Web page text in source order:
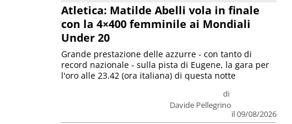
Atletica: Matilde Abelli vola in finale
con la 4×400 femminile ai Mondiali
Under 20
di
Davide Pellegrino
il 09/08/2026
Grande prestazione delle azzurre - con tanto di
record nazionale - sulla pista di Eugene, la gara per
l'oro alle 23.42 (ora italiana) di questa notte